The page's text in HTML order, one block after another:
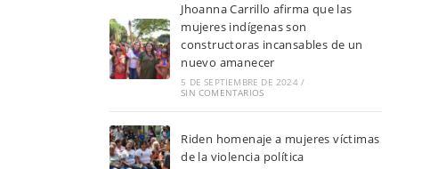
Jhoanna Carrillo afirma que las
mujeres indígenas son
constructoras incansables de un
nuevo amanecer
5 DE SEPTIEMBRE DE 2024 /
SIN COMENTARIOS
Riden homenaje a mujeres víctimas
de la violencia política